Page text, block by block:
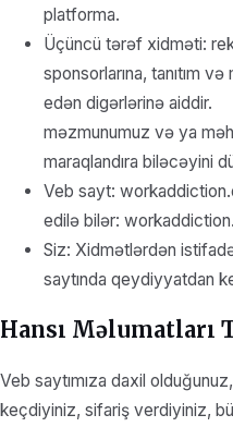
platforma.
Üçüncü tərəf xidməti:
sponsorlarına, tanıtım
edən digərlərinə aiddir.
məzmunumuz və ya
maraqlandıra biləcəyini
Veb sayt:
edilə bilər:
Siz: Xidmətlərdən
saytında qeydiyyatdan
Hansı Məlumatları
Veb saytımıza daxil
keçdiyiniz, sifariş verdiyiniz,